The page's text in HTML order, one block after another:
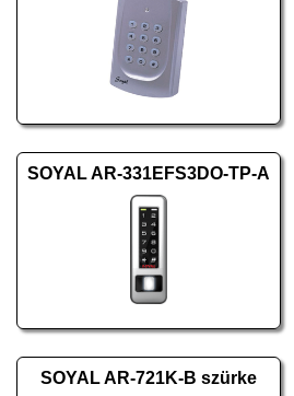
SOYAL AR-331EFS3DO-TP-A
SOYAL AR-721K-B szürke